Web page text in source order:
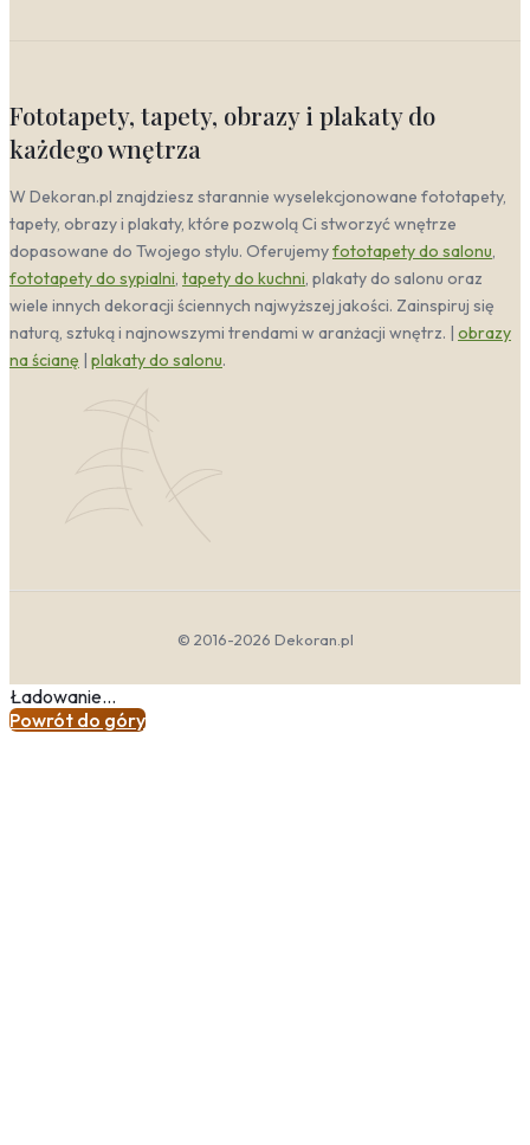
Fototapety, tapety, obrazy i plakaty do
każdego wnętrza
W Dekoran.pl znajdziesz starannie wyselekcjonowane fototapety,
tapety, obrazy i plakaty, które pozwolą Ci stworzyć wnętrze
dopasowane do Twojego stylu. Oferujemyfototapety do salonu,
fototapety do sypialni, tapety do kuchni, plakaty do salonu oraz
wiele innych dekoracji ściennych najwyższej jakości. Zainspiruj się
naturą, sztuką i najnowszymi trendami w aranżacji wnętrz. | obrazy
na ścianę | plakaty do salonu.
© 2016-2026 Dekoran.pl
Ładowanie...
Powrót do góry